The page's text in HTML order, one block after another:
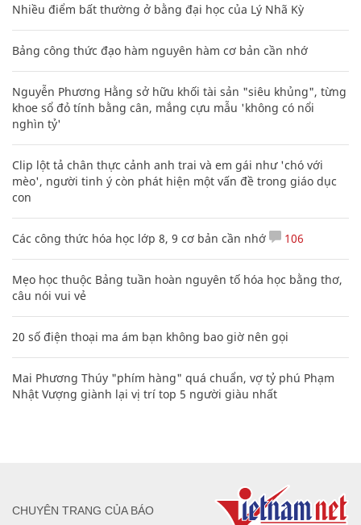
Nhiều điểm bất thường ở bằng đại học của Lý Nhã Kỳ
Bảng công thức đạo hàm nguyên hàm cơ bản cần nhớ
Nguyễn Phương Hằng sở hữu khối tài sản "siêu khủng", từng
khoe sổ đỏ tính bằng cân, mắng cựu mẫu 'không có nổi
nghìn tỷ'
Clip lột tả chân thực cảnh anh trai và em gái như 'chó với
mèo', người tinh ý còn phát hiện một vấn đề trong giáo dục
con
Các công thức hóa học lớp 8, 9 cơ bản cần nhớ 106
Mẹo học thuộc Bảng tuần hoàn nguyên tố hóa học bằng thơ,
câu nói vui vẻ
20 số điện thoại ma ám bạn không bao giờ nên gọi
Mai Phương Thúy "phím hàng" quá chuẩn, vợ tỷ phú Phạm
Nhật Vượng giành lại vị trí top 5 người giàu nhất
CHUYÊN TRANG CỦA BÁO